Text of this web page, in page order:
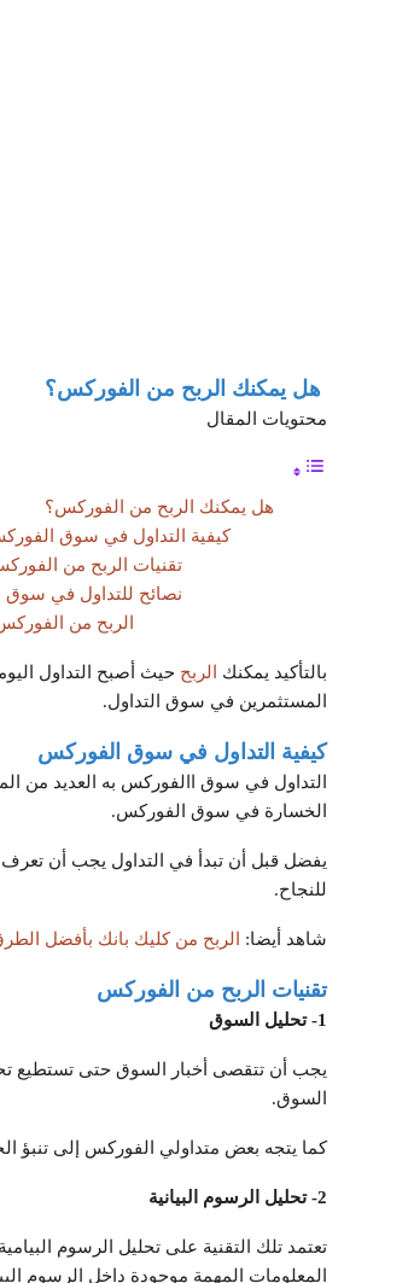
هل يمكنك الربح من الفوركس؟
محتويات المقال
هل يمكنك الربح من الفوركس؟
كيفية التداول في سوق
تقنيات الربح من
نصائح للتداول في
الربح من
بالتأكيد يمكنك الربح
المستثمرين في سوق التداول.
كيفية التداول في سوق الفوركس
التداول في سوق االفوركس به العديد من
الخسارة في سوق الفوركس.
يفضل قبل أن تبدأ في التداول يجب أن
للنجاح.
شاهد أيضا: الربح من كليك بانك بأفضل
تقنيات الربح من الفوركس
1- تحليل السوق
يجب أن تتقصى أخبار السوق حتى تستطيع
السوق.
كما يتجه بعض متداولي الفوركس إلى تنبؤ
2- تحليل الرسوم البيانية
تعتمد تلك التقنية على تحليل الرسوم
المعلومات المهمة موجودة داخل الرسوم